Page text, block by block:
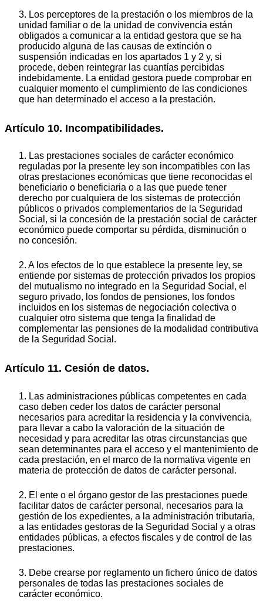
3. Los perceptores de la prestación o los miembros de la
unidad familiar o de la unidad de convivencia están
obligados a comunicar a la entidad gestora que se ha
producido alguna de las causas de extinción o
suspensión indicadas en los apartados 1 y 2 y, si
procede, deben reintegrar las cuantías percibidas
indebidamente. La entidad gestora puede comprobar en
cualquier momento el cumplimiento de las condiciones
que han determinado el acceso a la prestación.
Artículo 10. Incompatibilidades.
1. Las prestaciones sociales de carácter económico
reguladas por la presente ley son incompatibles con las
otras prestaciones económicas que tiene reconocidas el
beneficiario o beneficiaria o a las que puede tener
derecho por cualquiera de los sistemas de protección
públicos o privados complementarios de la Seguridad
Social, si la concesión de la prestación social de carácter
económico puede comportar su pérdida, disminución o
no concesión.
2. A los efectos de lo que establece la presente ley, se
entiende por sistemas de protección privados los propios
del mutualismo no integrado en la Seguridad Social, el
seguro privado, los fondos de pensiones, los fondos
incluidos en los sistemas de negociación colectiva o
cualquier otro sistema que tenga la finalidad de
complementar las pensiones de la modalidad contributiva
de la Seguridad Social.
Artículo 11. Cesión de datos.
1. Las administraciones públicas competentes en cada
caso deben ceder los datos de carácter personal
necesarios para acreditar la residencia y la convivencia,
para llevar a cabo la valoración de la situación de
necesidad y para acreditar las otras circunstancias que
sean determinantes para el acceso y el mantenimiento de
cada prestación, en el marco de la normativa vigente en
materia de protección de datos de carácter personal.
2. El ente o el órgano gestor de las prestaciones puede
facilitar datos de carácter personal, necesarios para la
gestión de los expedientes, a la administración tributaria,
a las entidades gestoras de la Seguridad Social y a otras
entidades públicas, a efectos fiscales y de control de las
prestaciones.
3. Debe crearse por reglamento un fichero único de datos
personales de todas las prestaciones sociales de
carácter económico.